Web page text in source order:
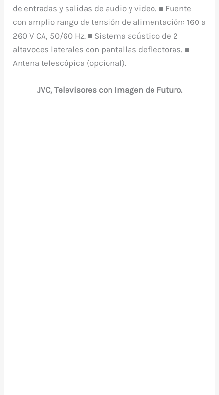
de entradas y salidas de audio y video. ■ Fuente
con amplio rango de tensión de alimentación: 160 a
260 V CA, 50/60 Hz. ■ Sistema acústico de 2
altavoces laterales con pantallas deflectoras. ■
Antena telescópica (opcional).
JVC, Televisores con Imagen de Futuro.